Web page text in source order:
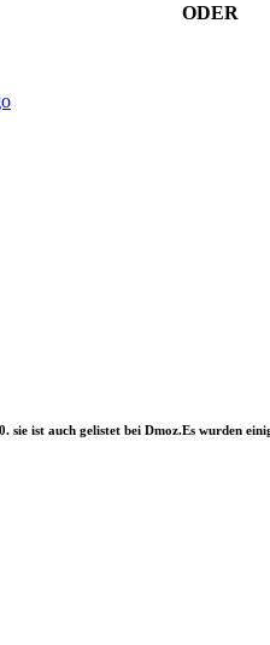
ODER
ist auch gelistet bei Dmoz.Es wurden